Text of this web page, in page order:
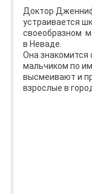
Доктор
устраивается
своеобразном
в Неваде.
Она
мальчиком по
высмеивают и
взрослые в